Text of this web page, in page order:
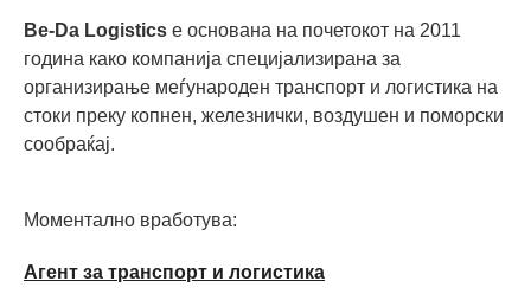
Be-Da Logistics е основана на почетокот на 2011
година како компанија специјализирана за
организирање меѓународен транспорт и логистика на
стоки преку копнен, железнички, воздушен и поморски
сообраќај.
Моментално вработува:
Агент за транспорт и логистика